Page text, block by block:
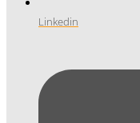
Linkedin